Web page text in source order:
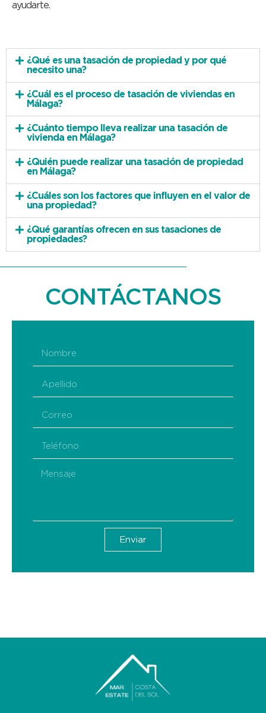
ayudarte.
¿Qué es una tasación de propiedad y por qué
necesito una?
¿Cuál es el proceso de tasación de viviendas en
Málaga?
¿Cuánto tiempo lleva realizar una tasación de
vivienda en Málaga?
¿Quién puede realizar una tasación de propiedad
en Málaga?
¿Cuáles son los factores que influyen en el valor de
una propiedad?
¿Qué garantías ofrecen en sus tasaciones de
propiedades?
CONTÁCTANOS
Enviar